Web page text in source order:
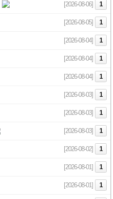
[2026-08-06] 1
[2026-08-05] 1
[2026-08-04] 1
[2026-08-04] 1
[2026-08-04] 1
[2026-08-03] 1
[2026-08-03] 1
[2026-08-03] 1
[2026-08-02] 1
[2026-08-01] 1
[2026-08-01] 1